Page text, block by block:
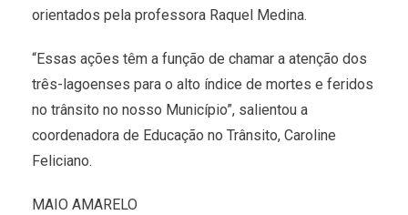
orientados pela professora Raquel Medina.
“Essas ações têm a função de chamar a atenção dos
três-lagoenses para o alto índice de mortes e feridos
no trânsito no nosso Município”, salientou a
coordenadora de Educação no Trânsito, Caroline
Feliciano.
MAIO AMARELO